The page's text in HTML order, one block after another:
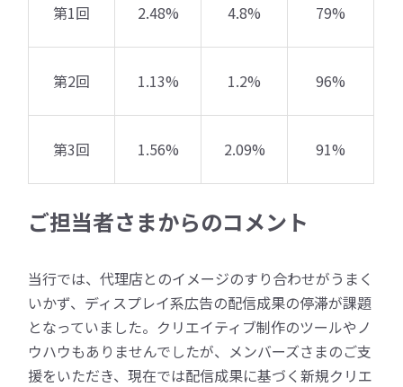
第1回 2.48% 4.8% 79%
第2回 1.13% 1.2% 96%
第3回 1.56% 2.09% 91%
ご担当者さまからのコメント
当行では、代理店とのイメージのすり合わせがうまく
いかず、ディスプレイ系広告の配信成果の停滞が課題
となっていました。クリエイティブ制作のツールやノ
ウハウもありませんでしたが、メンバーズさまのご支
援をいただき、現在では配信成果に基づく新規クリエ